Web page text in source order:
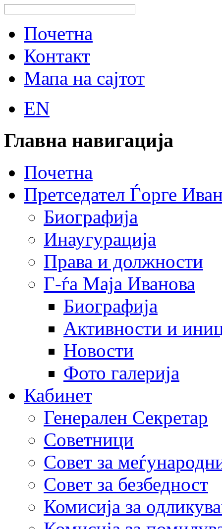
Почетна
Контакт
Мапа на сајтот
EN
Главна навигација
Почетна
Претседател Ѓорге
Биографија
Инаугурација
Права и должности
Г-ѓа Маја Иванова
Биографија
Активности и
Новости
Фото галерија
Кабинет
Генерален Секретар
Советници
Совет за
Совет за безбедност
Комисија за